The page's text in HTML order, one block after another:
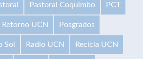
Pastoral Coquimbo PCT
Retorno UCN Posgrados
Sol Radio UCN Recicla UCN